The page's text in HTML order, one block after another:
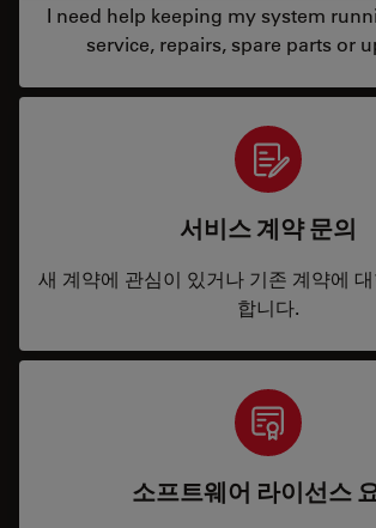
I need help keeping my system
service, repairs, spare parts or
서비스 계약 문의
새 계약에 관심이 있거나 기존 계약에
합니다.
소프트웨어 라이선스